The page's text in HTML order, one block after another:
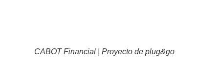
CABOT Financial | Proyecto de plug&go